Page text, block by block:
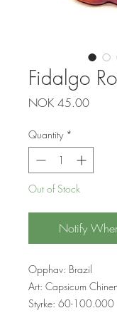
Fidalgo
NOK 45.00Price
Quantity *
Out of Stock
Notify
Opphav: Brazil
Art: Capsicum
Styrke: 60-100.000